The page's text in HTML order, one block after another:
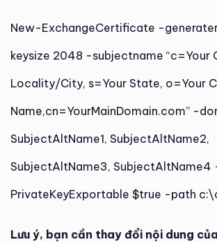
New-ExchangeCertificate -
keysize 2048 -subjectname “c=Your
Locality/City, s=Your State, o=Your
Name,cn=YourMainDomain.com” -
SubjectAltName1, SubjectAltName2,
SubjectAltName3, SubjectAltName4
PrivateKeyExportable $true -path
Lưu ý, bạn cần thay đổi nội dung